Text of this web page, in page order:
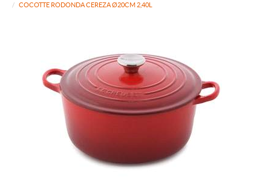
COCOTTE RODONDA CEREZA Ø20CM 2,40L